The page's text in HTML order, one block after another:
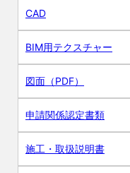
CAD
BIM用テクスチャー
図面（PDF）
申請関係認定書類
施工・取扱説明書